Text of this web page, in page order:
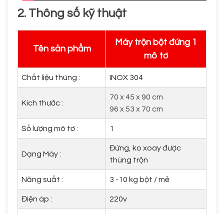
2. Thông số kỹ thuật
Tên sản phẩm
Máy trộn bột đứng 1
mô tơ
Chất liệu thùng : INOX 304
Kích thước :
70 x 45 x 90 cm
96 x 53 x 70 cm
Số lượng mô tơ : 1
Dạng Máy :
Đứng, ko xoay được
thùng trộn
Năng suất : 3 -10 kg bột / mẻ
Điện áp : 220v